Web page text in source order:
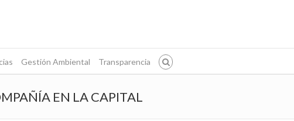
Gestión Ambiental Transparencia
EN LA CAPITAL